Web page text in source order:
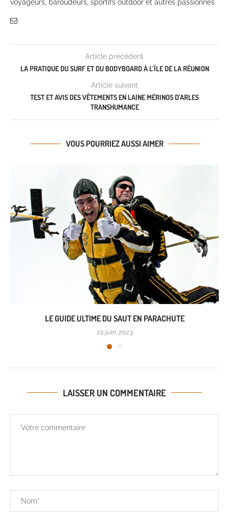
voyageurs, baroudeurs, sportifs outdoor et autres passionnés
Article précédent
LA PRATIQUE DU SURF ET DU BODYBOARD À L’ÎLE DE LA RÉUNION
Article suivant
TEST ET AVIS DES VÊTEMENTS EN LAINE MÉRINOS D’ARLES
TRANSHUMANCE
VOUS POURRIEZ AUSSI AIMER
LE GUIDE ULTIME DU SAUT EN PARACHUTE
22 juin 2023
LAISSER UN COMMENTAIRE